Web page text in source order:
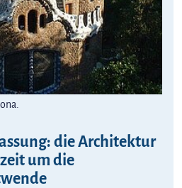
die Architektur
um die